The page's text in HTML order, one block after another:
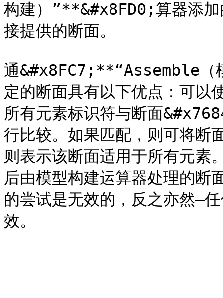
构建）”**&#x8FD0;算器添加
接提供的断面。
通&#x8FC7;**“Assemble（
定的断面具有以下优点：可以
所有元素标识符与断面
行比较。如果匹配，则可将断
则表示该断面适用于所有元素
后由模型构建运算器处理的断
的尝试是无效的，反之亦然–